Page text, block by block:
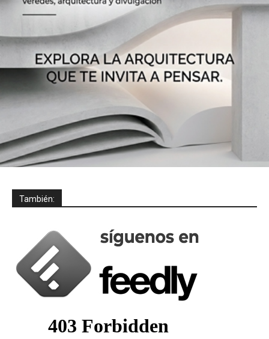
También: